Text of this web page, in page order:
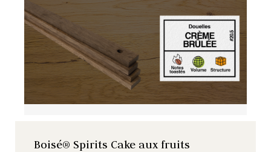
Boisé® Spirits Cake aux fruits